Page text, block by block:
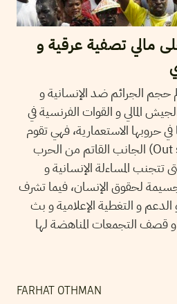
مالي تصفية عرقية و
حجم الجرائم ضد الإنسانية و
المالي و القوات الفرنسية في
حروبها الاستعمارية، فهي تقوم
بعملية مناولة (Out sourcing) الجانب القاتم من الحرب
تتجنب المساءلة الإنسانية و
لحقوق الإنسان، فيما تشرف
و التغطية الإعلامية و بث
و قصف التجمعات المناهضة لها
FARHAT OTHMAN